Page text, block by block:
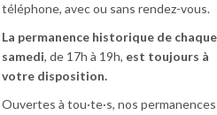
téléphone, avec ou sans rendez-vous.
La permanence historique de chaque
samedi, de 17h à 19h, est toujours à
votre disposition.
Ouvertes à tou·te·s, nos permanences